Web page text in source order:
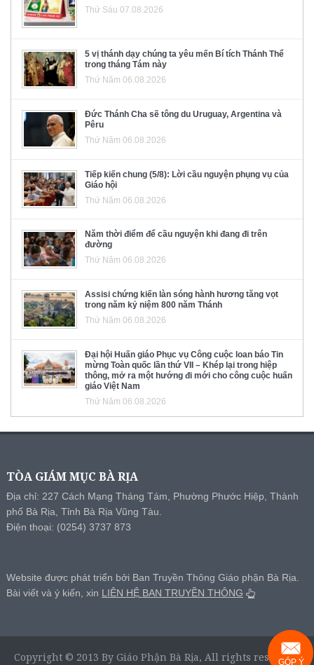
Thứ Sáu 07.08.2026
5 vị thánh dạy chúng ta yêu mến Bí tích Thánh Thể
trong tháng Tám này
Thứ Năm 06.08.2026
Đức Thánh Cha sẽ tông du Uruguay, Argentina và
Pêru
Thứ Năm 06.08.2026
Tiếp kiến chung (5/8): Lời cầu nguyện phụng vụ của
Giáo hội
Thứ Năm 06.08.2026
Năm thời điểm để cầu nguyện khi đang đi trên
đường
Thứ Năm 06.08.2026
Assisi chứng kiến làn sóng hành hương tăng vọt
trong năm kỷ niệm 800 năm Thánh
Thứ Năm 06.08.2026
Đại hội Huấn giáo Phục vụ Công cuộc loan báo Tin
mừng Toàn quốc lần thứ VII – Khép lại trong hiệp
thông, mở ra một hướng đi mới cho công cuộc huấn
giáo Việt Nam
Thứ Năm 06.08.2026
TÒA GIÁM MỤC BÀ RỊA
Địa chỉ: 227 Cách Mạng Tháng Tám, Phường Phước Hiệp, Thành
phố Bà Rịa, Tỉnh Bà Rịa Vũng Tàu.
Điện thoại: (0254) 3737 873
Website được phát triển bởi Ban Truyền Thông Giáo phận Bà Rịa.
Bài viết và ý kiến, xin LIÊN HỆ BAN TRUYỀN THÔNG
Copyright © 2013 By Giáo Phận Bà Rịa, All rights reserved.
GÓP Ý